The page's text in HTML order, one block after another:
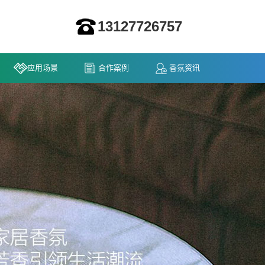
13127726757
应用场景 合作案例 香氛资讯